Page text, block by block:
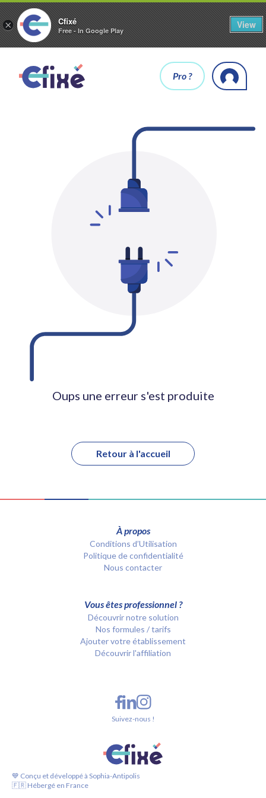
× Cfixé
Free - In Google Play
View
Pro ?
Oups une erreur s'est produite
Retour à l'accueil
À propos
Conditions d’Utilisation
Politique de confidentialité
Nous contacter
Vous êtes professionnel ?
Découvrir notre solution
Nos formules / tarifs
Ajouter votre établissement
Découvrir l'affiliation
💙 Conçu et développé à Sophia-Antipolis
🇫🇷 Hébergé en France
Suivez-nous !